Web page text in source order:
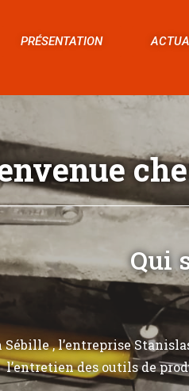
PRÉSENTATION
Qui
Sébille , l’entreprise
des outils de